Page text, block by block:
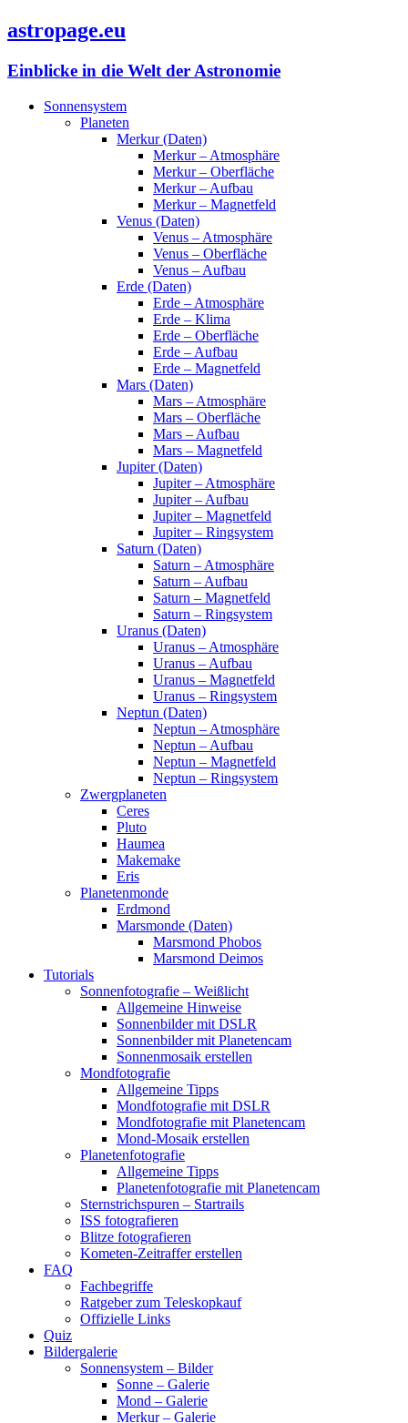
astropage.eu
Einblicke in die Welt der Astronomie
Sonnensystem
Planeten
Merkur (Daten)
Merkur – Atmosphäre
Merkur – Oberfläche
Merkur – Aufbau
Merkur – Magnetfeld
Venus (Daten)
Venus – Atmosphäre
Venus – Oberfläche
Venus – Aufbau
Erde (Daten)
Erde – Atmosphäre
Erde – Klima
Erde – Oberfläche
Erde – Aufbau
Erde – Magnetfeld
Mars (Daten)
Mars – Atmosphäre
Mars – Oberfläche
Mars – Aufbau
Mars – Magnetfeld
Jupiter (Daten)
Jupiter – Atmosphäre
Jupiter – Aufbau
Jupiter – Magnetfeld
Jupiter – Ringsystem
Saturn (Daten)
Saturn – Atmosphäre
Saturn – Aufbau
Saturn – Magnetfeld
Saturn – Ringsystem
Uranus (Daten)
Uranus – Atmosphäre
Uranus – Aufbau
Uranus – Magnetfeld
Uranus – Ringsystem
Neptun (Daten)
Neptun – Atmosphäre
Neptun – Aufbau
Neptun – Magnetfeld
Neptun – Ringsystem
Zwergplaneten
Ceres
Pluto
Haumea
Makemake
Eris
Planetenmonde
Erdmond
Marsmonde (Daten)
Marsmond Phobos
Marsmond Deimos
Tutorials
Sonnenfotografie – Weißlicht
Allgemeine Hinweise
Sonnenbilder mit DSLR
Sonnenbilder mit Planetencam
Sonnenmosaik erstellen
Mondfotografie
Allgemeine Tipps
Mondfotografie mit DSLR
Mondfotografie mit Planetencam
Mond-Mosaik erstellen
Planetenfotografie
Allgemeine Tipps
Planetenfotografie mit Planetencam
Sternstrichspuren – Startrails
ISS fotografieren
Blitze fotografieren
Kometen-Zeitraffer erstellen
FAQ
Fachbegriffe
Ratgeber zum Teleskopkauf
Offizielle Links
Quiz
Bildergalerie
Sonnensystem – Bilder
Sonne – Galerie
Mond – Galerie
Merkur – Galerie